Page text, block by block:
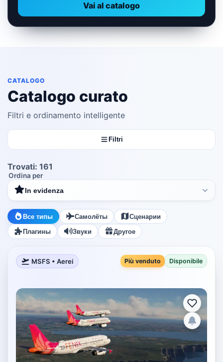
Vai al catalogo
CATALOGO
Catalogo curato
Filtri e ordinamento intelligente
Filtri
Trovati: 161
Ordina per
In evidenza
Все типы Самолёты
Сценарии
Плагины
Звуки Другое
MSFS • Aerei Più venduto Disponibile